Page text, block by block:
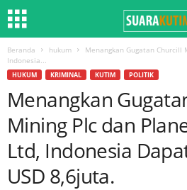
Beranda hukum
Menangkan Gugatan Churcill
Indonesia...
HUKUM KRIMINAL KUTIM POLITIK
Menangkan
Mining Plc dan
Ltd, Indonesia
USD 8,6juta.